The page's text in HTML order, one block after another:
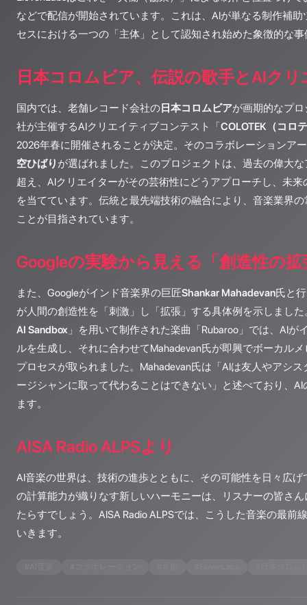
などで配信が開始されています。これは、AIが単なる制作補
セスにおける一つの「主体」として認知され始めた象徴的な
日本コロムビア、伝説の歌手とAIク
国内では、老舗レコード会社の 日本コロムビアが画期的なプ
社が主催するAIクリエイティブコンテスト「COLOTEK（コロ
2026年春に開催されることが決定。そのコラボレーションア
空ひばり が選ばれました。このプロジェクトは、過去の偉大
超え、AIクリエイターがその芸術性にどうアプローチし、未
を当てています。伝統と最先端技術の融合により、音楽業界
ことが目指されています。
Googleの実験から見える「創造性の拡
また、Googleがインド音楽界の巨匠Shankar Mahadevan氏と
が人間の創造性を「刺激」し「拡張」する具体例を示しまし
AI Sandbox 」を用いて制作された楽曲「Rubaroo」では、AIが
ルを生成し、それに合わせてMahadevan氏が即興でボーカル
プロセスが取られました。Mahadevan氏は「AIは友人やアシ
ージシャンに取って代わることはできない」と述べており、
ます。
AISA Radio ALPSより
AI音楽の世界は、技術の進歩とともに、その可能性を日々広
の計算能力が織りなす新しいハーモニーは、リスナーの皆さ
たらすでしょう。AISA Radio ALPSでは、こうした音楽の最前
いきます。